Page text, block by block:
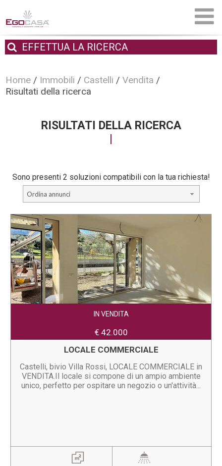
EFFETTUA LA RICERCA
Home / Immobili / Castelli /Vendita /
Risultati della ricerca
RISULTATI DELLA RICERCA
Sono presenti 2 soluzioni compatibili con la tua richiesta!
Ordina annunci
IN VENDITA
€ 42.000
LOCALE COMMERCIALE
Castelli, bivio Villa Rossi, LOCALE COMMERCIALE in
VENDITA.Il locale si compone di un ampio ambiente
unico, perfetto per ospitare un negozio o un'attività...